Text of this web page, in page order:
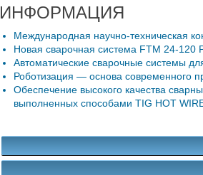
ИНФОРМАЦИЯ
Международная научно-техническая
Новая сварочная система FTM 24-120
Автоматические сварочные системы
Роботизация — основа современного
Обеспечение высокого качества
выполненных способами TIG HOT